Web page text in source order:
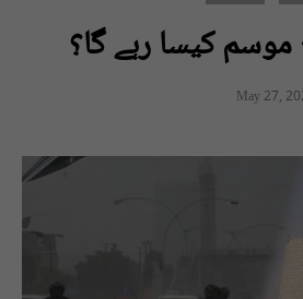
کیسا رہے گا؟
May 27,